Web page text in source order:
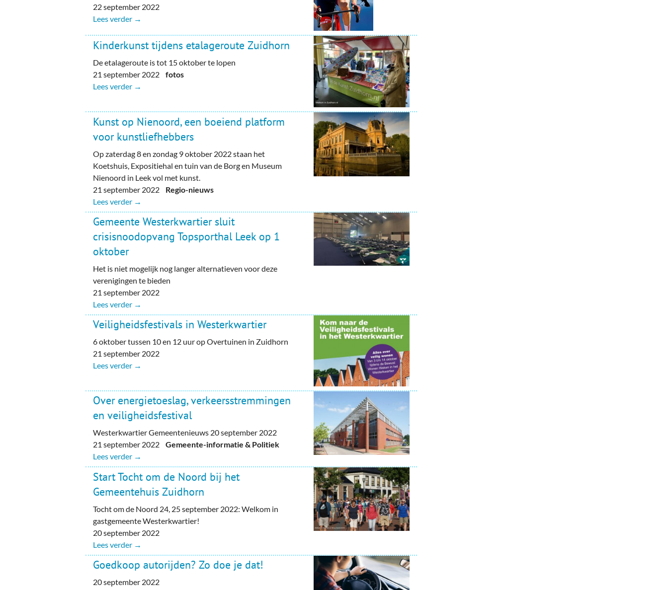
22 september 2022
Lees verder →
Kinderkunst tijdens etalageroute Zuidhorn
De etalageroute is tot 15 oktober te lopen
21 september 2022fotos
Lees verder →
Kunst op Nienoord, een boeiend platform
voor kunstliefhebbers
Op zaterdag 8 en zondag 9 oktober 2022 staan het
Koetshuis, Expositiehal en tuin van de Borg en Museum
Nienoord in Leek vol met kunst.
21 september 2022 Regio-nieuws
Lees verder →
Gemeente Westerkwartier sluit
crisisnoodopvang Topsporthal Leek op 1
oktober
Het is niet mogelijk nog langer alternatieven voor deze
verenigingen te bieden
21 september 2022
Lees verder →
Veiligheidsfestivals in Westerkwartier
6 oktober tussen 10 en 12 uur op Overtuinen in Zuidhorn
21 september 2022
Lees verder →
Over energietoeslag, verkeersstremmingen
en veiligheidsfestival
Westerkwartier Gemeentenieuws 20 september 2022
21 september 2022Gemeente-informatie & Politiek
Lees verder →
Start Tocht om de Noord bij het
Gemeentehuis Zuidhorn
Tocht om de Noord 24, 25 september 2022: Welkom in
gastgemeente Westerkwartier!
20 september 2022
Lees verder →
Goedkoop autorijden? Zo doe je dat!
20 september 2022